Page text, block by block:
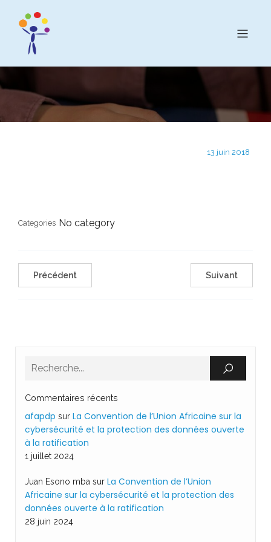
13 juin 2018
Categories No category
Précédent Suivant
Commentaires récents
afapdp sur La Convention de l’Union Africaine sur la
cybersécurité et la protection des données ouverte
à la ratification
1 juillet 2024
Juan Esono mba sur La Convention de l’Union
Africaine sur la cybersécurité et la protection des
données ouverte à la ratification
28 juin 2024